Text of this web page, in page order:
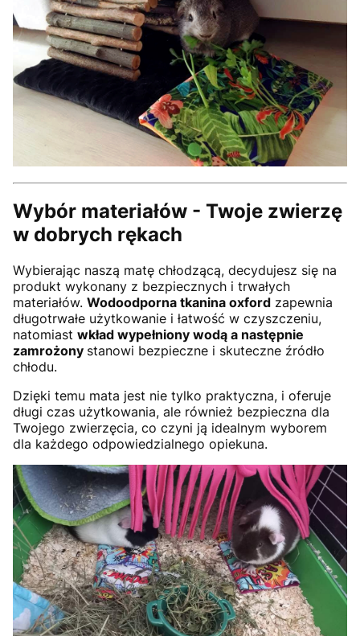
Wybór materiałów - Twoje zwierzę
w dobrych rękach
Wybierając naszą matę chłodzącą, decydujesz się na
produkt wykonany z bezpiecznych i trwałych
materiałów. Wodoodporna tkanina oxford zapewnia
długotrwałe użytkowanie i łatwość w czyszczeniu,
natomiast wkład wypełniony wodą a następnie
zamrożony stanowi bezpieczne i skuteczne źródło
chłodu.
Dzięki temu mata jest nie tylko praktyczna, i oferuje
długi czas użytkowania, ale również bezpieczna dla
Twojego zwierzęcia, co czyni ją idealnym wyborem
dla każdego odpowiedzialnego opiekuna.